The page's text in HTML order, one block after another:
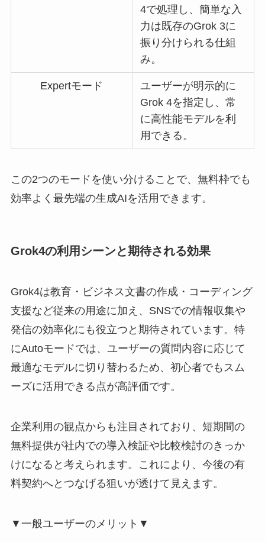
4で処理し、簡単な入
力は既存のGrok 3に
振り分けられる仕組
み。
Expertモード
ユーザーが明示的に
Grok 4を指定し、常
に高性能モデルを利
用できる。
この2つのモードを使い分けることで、無料枠でも
効率よく最先端の生成AIを活用できます。
Grok4の利用シーンと期待される効果
Grok4は教育・ビジネス文書の作成・コーディング
支援など従来の用途に加え、SNSでの情報収集や
発信の効率化にも役立つと期待されています。特
にAutoモードでは、ユーザーの質問内容に応じて
最適なモデルに切り替わるため、初心者でもスム
ーズに活用できる点が高評価です。
企業利用の観点からも注目されており、短期間の
無料提供が社内での導入検証や比較検討のきっか
けになると考えられます。これにより、今後の有
料契約へとつなげる狙いが透けて見えます。
▼一般ユーザーのメリット▼